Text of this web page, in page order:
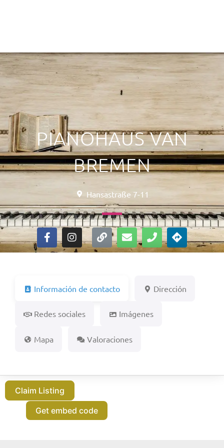
PIANOHAUS VAN
BREMEN
Hansastraße 7-11
Información de contacto Dirección
Redes sociales Imágenes
Mapa Valoraciones
Claim Listing
Get embed code